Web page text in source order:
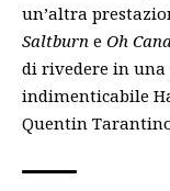
un’altra
Saltburn e Oh
di rivedere in una
indimenticabile
Quentin